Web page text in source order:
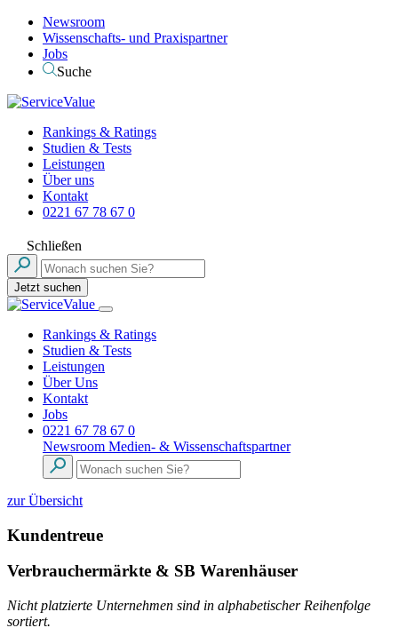
Newsroom
Wissenschafts- und Praxispartner
Jobs
Suche
Rankings & Ratings
Studien & Tests
Leistungen
Über uns
Kontakt
0221 67 78 67 0
Schließen
Jetzt suchen
Rankings & Ratings
Studien & Tests
Leistungen
Über Uns
Kontakt
Jobs
0221 67 78 67 0
Newsroom Medien- & Wissenschaftspartner
zur Übersicht
Kundentreue
Verbrauchermärkte & SB Warenhäuser
Nicht platzierte Unternehmen sind in alphabetischer Reihenfolge
sortiert.